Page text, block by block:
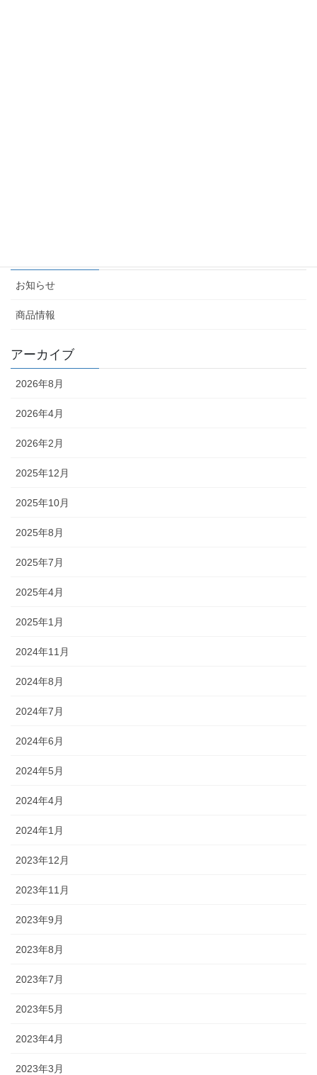
お知らせ
商品情報
アーカイブ
2026年8月
2026年4月
2026年2月
2025年12月
2025年10月
2025年8月
2025年7月
2025年4月
2025年1月
2024年11月
2024年8月
2024年7月
2024年6月
2024年5月
2024年4月
2024年1月
2023年12月
2023年11月
2023年9月
2023年8月
2023年7月
2023年5月
2023年4月
2023年3月